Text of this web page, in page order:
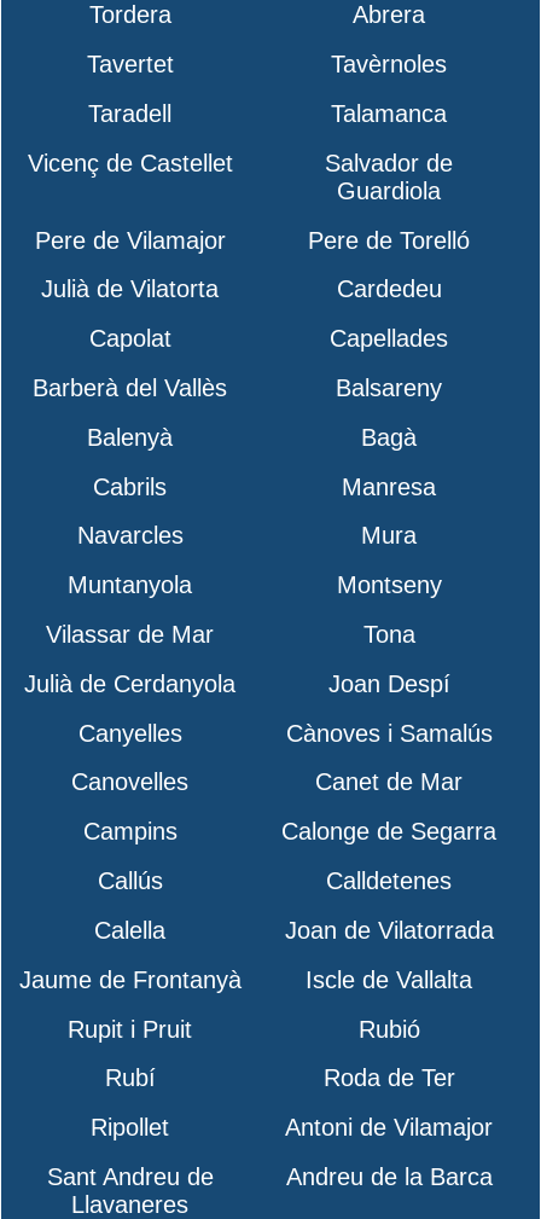
Tordera
Abrera
Tavertet
Tavèrnoles
Taradell
Talamanca
Vicenç de Castellet
Salvador de
Guardiola
Pere de Vilamajor
Pere de Torelló
Julià de Vilatorta
Cardedeu
Capolat
Capellades
Barberà del Vallès
Balsareny
Balenyà
Bagà
Cabrils
Manresa
Navarcles
Mura
Muntanyola
Montseny
Vilassar de Mar
Tona
Julià de Cerdanyola
Joan Despí
Canyelles
Cànoves i Samalús
Canovelles
Canet de Mar
Campins
Calonge de Segarra
Callús
Calldetenes
Calella
Joan de Vilatorrada
Jaume de Frontanyà
Iscle de Vallalta
Rupit i Pruit
Rubió
Rubí
Roda de Ter
Ripollet
Antoni de Vilamajor
Sant Andreu de
Llavaneres
Andreu de la Barca